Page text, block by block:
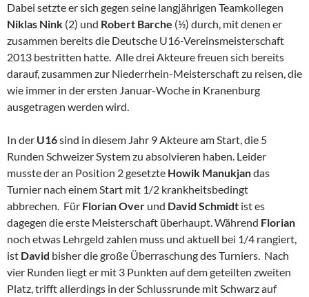
Dabei setzte er sich gegen seine langjährigen Teamkollegen
Niklas Nink (2) und Robert Barche (½) durch, mit denen er
zusammen bereits die Deutsche U16-Vereinsmeisterschaft
2013 bestritten hatte. Alle drei Akteure freuen sich bereits
darauf, zusammen zur Niederrhein-Meisterschaft zu reisen, die
wie immer in der ersten Januar-Woche in Kranenburg
ausgetragen werden wird.
In der U16sind in diesem Jahr 9 Akteure am Start, die 5
Runden Schweizer System zu absolvieren haben. Leider
musste der an Position 2 gesetzte Howik Manukjandas
Turnier nach einem Start mit 1/2 krankheitsbedingt
abbrechen. Für Florian Over und David Schmidt ist es
dagegen die erste Meisterschaft überhaupt. Während Florian
noch etwas Lehrgeld zahlen muss und aktuell bei 1/4 rangiert,
ist David bisher die große Überraschung des Turniers. Nach
vier Runden liegt er mit 3 Punkten auf dem geteilten zweiten
Platz, trifft allerdings in der Schlussrunde mit Schwarz auf